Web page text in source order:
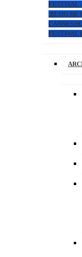
FESTIVAL
BLOG DE
FESTIVAL